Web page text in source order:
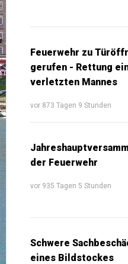
Feuerwehr zu
gerufen - Rettung
verletzten Mannes
vor 873 Tagen 9 Stunden
der Feuerwehr
vor 935 Tagen 5 Stunden
Schwere
eines Bildstockes